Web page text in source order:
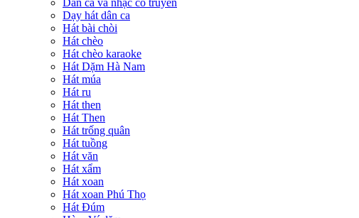
Dân ca và nhạc cổ truyền
Dạy hát dân ca
Hát bài chòi
Hát chèo
Hát chèo karaoke
Hát Dặm Hà Nam
Hát múa
Hát ru
Hát then
Hát Then
Hát trống quân
Hát tuồng
Hát văn
Hát xẩm
Hát xoan
Hát xoan Phú Thọ
Hát Đúm